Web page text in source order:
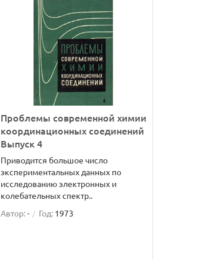
Проблемы современной химии
координационных соединений
Выпуск 4
Приводится большое число
экспериментальных данных по
исследованию электронных и
колебательных спектр..
Автор:- Год: 1973